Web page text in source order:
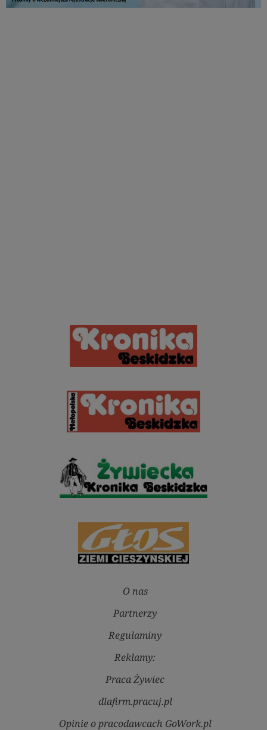
O nas
Partnerzy
Regulaminy
Reklamy:
Praca Żywiec
dlafirm.pracuj.pl
Opinie o pracodawcach GoWork.pl